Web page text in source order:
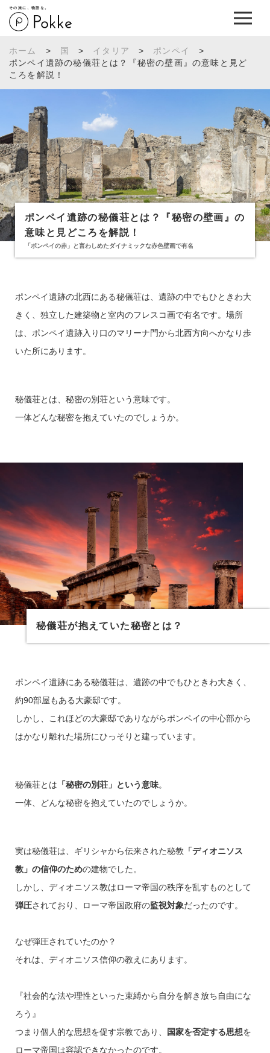
その旅に、物語を。
ホーム > 国 > イタリア > ポンペイ
>
ポンペイ遺跡の秘儀荘とは？『秘密の壁画』の意味と見ど
ころを解説！
ポンペイ遺跡の秘儀荘とは？『秘密の壁画』の
意味と見どころを解説！
「ポンペイの赤」と言わしめたダイナミックな赤色壁画で有名
ポンペイ遺跡の北西にある秘儀荘は、遺跡の中でもひときわ大
きく、独立した建築物と室内のフレスコ画で有名です。 場所
は、ポンペイ遺跡入り口のマリーナ門から北西方向へかなり歩
いた所にあります。
秘儀荘とは、秘密の別荘という意味です。
一体どんな秘密を抱えていたのでしょうか。
秘儀荘が抱えていた秘密とは？
ポンペイ遺跡にある秘儀荘は、遺跡の中でもひときわ大きく、
約90部屋もある大豪邸です。
しかし、これほどの大豪邸でありながらポンペイの中心部から
はかなり離れた場所にひっそりと建っています。
秘儀荘とは 「秘密の別荘」という意味。
一体、どんな秘密を抱えていたのでしょうか。
実は秘儀荘は、ギリシャから伝来された秘教 「ディオニソス
教」の信仰のための建物でした。
しかし、ディオニソス教はローマ帝国の秩序を乱すものとして
弾圧されており、ローマ帝国政府の監視対象だったのです。
なぜ弾圧されていたのか？
それは、ディオニソス信仰の教えにあります。
『社会的な法や理性といった束縛から自分を解き放ち自由にな
ろう』
つまり個人的な思想を促す宗教であり、
国家を否定する思想を
ローマ帝国は容認できなかったのです。